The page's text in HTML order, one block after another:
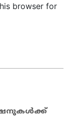
browser for